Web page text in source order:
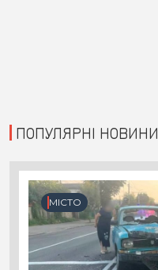
ПОПУЛЯРНІ НОВИНИ
МІСТО